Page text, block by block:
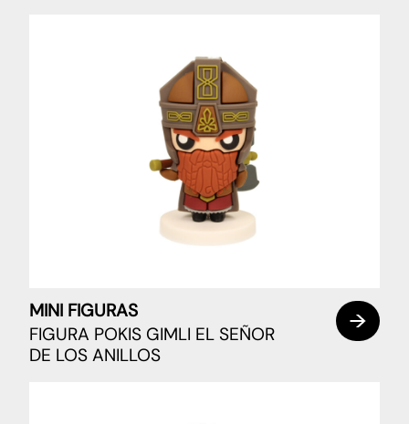
MINI FIGURAS
FIGURA POKIS GIMLI EL SEÑOR
DE LOS ANILLOS